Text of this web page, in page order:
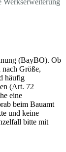
Werkserweiterung
(BayBO). Ob
Größe,
häufig
(Art. 72
eine
beim Bauamt
und keine
bitte mit